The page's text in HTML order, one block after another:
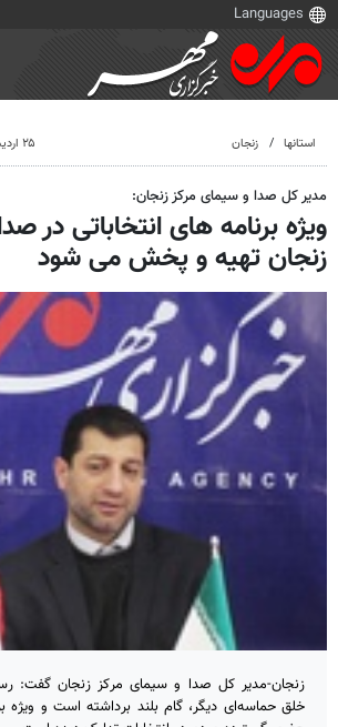
استانها زنجان ۲۵ اردیبهشت ۱۳۹۶، ۱۴:۴۰
مدیر کل صدا و سیمای مرکز زنجان:
ویژه برنامه های انتخاباتی در
زنجان تهیه و پخش می شود
زنجان-مدیر کل صدا و سیمای مرکز زنجان گفت:
خلق حماسه‌ای دیگر، گام بلند برداشته است و ویژه